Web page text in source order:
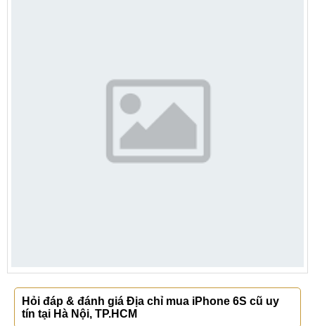
Hỏi đáp & đánh giá Địa chỉ mua iPhone 6S cũ uy
tín tại Hà Nội, TP.HCM